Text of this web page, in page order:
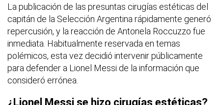
La publicación de las presuntas cirugías estéticas del
capitán de la Selección Argentina rápidamente generó
repercusión, y la reacción de Antonela Roccuzzo fue
inmediata. Habitualmente reservada en temas
polémicos, esta vez decidió intervenir públicamente
para defender a Lionel Messi de la información que
consideró errónea.
¿Lionel Messi se hizo cirugías estéticas?